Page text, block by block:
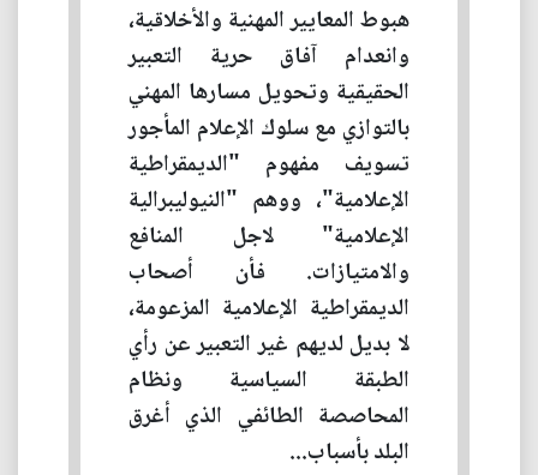
هبوط المعايير المهنية والأخلاقية،
وانعدام آفاق حرية التعبير
الحقيقية وتحويل مسارها المهني
بالتوازي مع سلوك الإعلام المأجور
تسويف مفهوم "الديمقراطية
الإعلامية"، ووهم "النيوليبرالية
الإعلامية" لاجل المنافع
والامتيازات. فأن أصحاب
الديمقراطية الإعلامية المزعومة،
لا بديل لديهم غير التعبير عن رأي
الطبقة السياسية ونظام
المحاصصة الطائفي الذي أغرق
البلد بأسباب...